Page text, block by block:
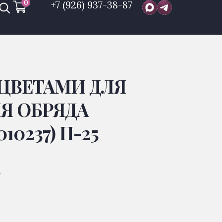
0 +7 (926) 937-38-87
ДЛЯ
ОБРЯДА
П-25